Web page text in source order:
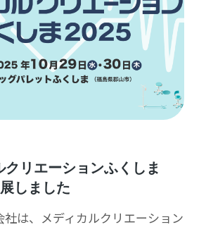
クリエーションふくしま
しました
は、メディカルクリエーション